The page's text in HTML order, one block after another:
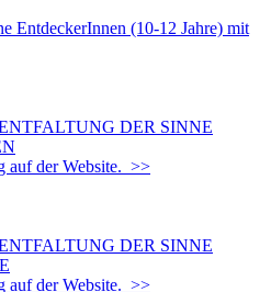
EntdeckerInnen (10-12 Jahre) mit
DER SINNE
auf der Website. >>
DER SINNE
auf der Website. >>